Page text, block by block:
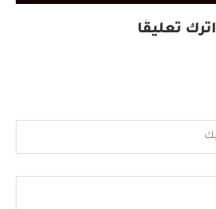
اترك تعليقًا